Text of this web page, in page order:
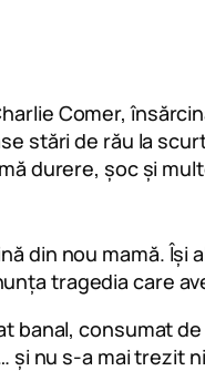
Comer,
stări de rău la
durere, șoc și
din nou mamă. Își
tragedia care
consumat
și nu s-a mai trezit